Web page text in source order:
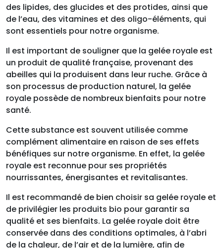
des lipides, des glucides et des protides, ainsi que
de l’eau, des vitamines et des oligo-éléments, qui
sont essentiels pour notre organisme.
Il est important de souligner que la gelée royale est
un produit de qualité française, provenant des
abeilles qui la produisent dans leur ruche. Grâce à
son processus de production naturel, la gelée
royale possède de nombreux bienfaits pour notre
santé.
Cette substance est souvent utilisée comme
complément alimentaire en raison de ses effets
bénéfiques sur notre organisme. En effet, la gelée
royale est reconnue pour ses propriétés
nourrissantes, énergisantes et revitalisantes.
Il est recommandé de bien choisir sa gelée royale et
de privilégier les produits bio pour garantir sa
qualité et ses bienfaits. La gelée royale doit être
conservée dans des conditions optimales, à l’abri
de la chaleur, de l’air et de la lumière, afin de